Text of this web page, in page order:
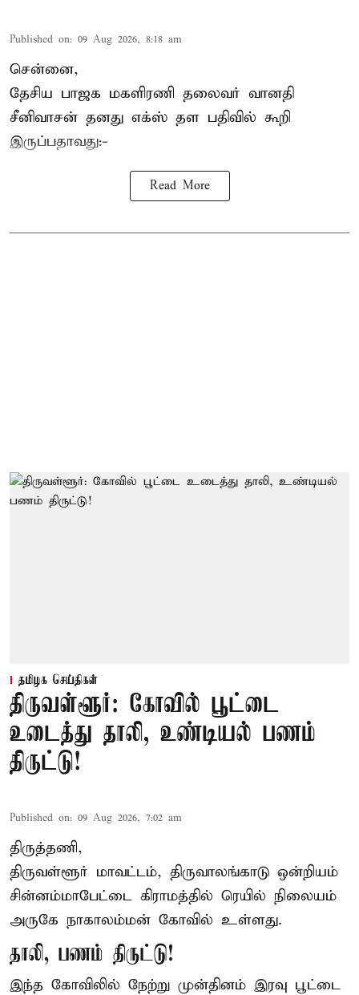
Published on: 09 Aug 2026, 8:18 am
சென்னை,
தேசிய பாஜக மகளிரணி தலைவர் வானதி
சீனிவாசன் தனது எக்ஸ் தள பதிவில் கூறி
இருப்பதாவது:-
Read More
தமிழக செய்திகள்
திருவள்ளூர்: கோவில் பூட்டை
உடைத்து தாலி, உண்டியல் பணம்
திருட்டு!
Published on: 09 Aug 2026, 7:02 am
திருத்தணி,
திருவள்ளூர் மாவட்டம், திருவாலங்காடு ஒன்றியம்
சின்னம்மாபேட்டை கிராமத்தில் ரெயில் நிலையம்
அருகே நாகாலம்மன் கோவில் உள்ளது.
தாலி, பணம் திருட்டு!
இந்த கோவிலில் நேற்று முன்தினம் இரவு பூட்டை